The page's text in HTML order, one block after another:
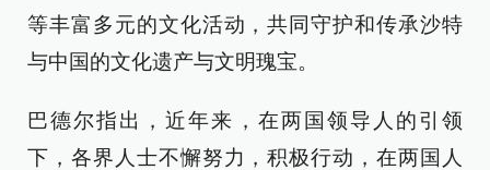
等丰富多元的文化活动，共同守护和传承沙特
与中国的文化遗产与文明瑰宝。
巴德尔指出，近年来，在两国领导人的引领
下，各界人士不懈努力，积极行动，在两国人